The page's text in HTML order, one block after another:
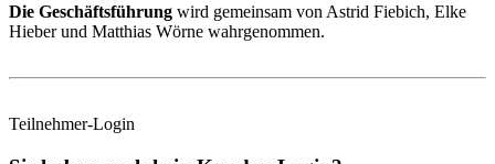
Die Geschäftsführung wird gemeinsam von Astrid Fiebich, Elke
Hieber und Matthias Wörne wahrgenommen.
Teilnehmer-Login